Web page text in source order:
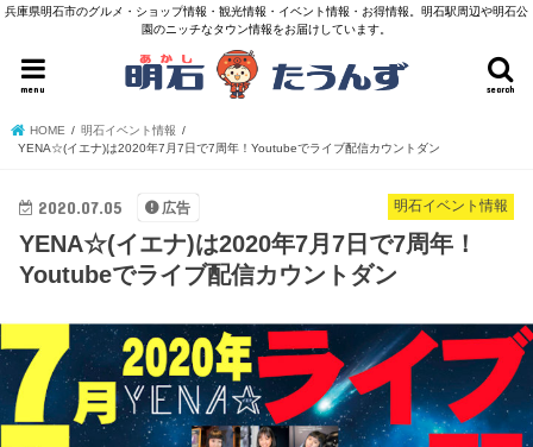
兵庫県明石市のグルメ・ショップ情報・観光情報・イベント情報・お得情報。明石駅周辺や明石公
園のニッチなタウン情報をお届けしています。
search
menu
HOME
明石イベント情報
YENA☆(イエナ)は2020年7月7日で7周年！Youtubeでライブ配信カウントダン
明石イベント情報
2020.07.05 広告
YENA☆(イエナ)は2020年7月7日で7周年！
Youtubeでライブ配信カウントダン